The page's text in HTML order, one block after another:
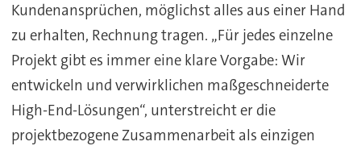
Kundenansprüchen, möglichst alles aus einer Hand
zu erhalten, Rechnung tragen. „Für jedes einzelne
Projekt gibt es immer eine klare Vorgabe: Wir
entwickeln und verwirklichen maßgeschneiderte
High-End-Lösungen“, unterstreicht er die
projektbezogene Zusammenarbeit als einzigen